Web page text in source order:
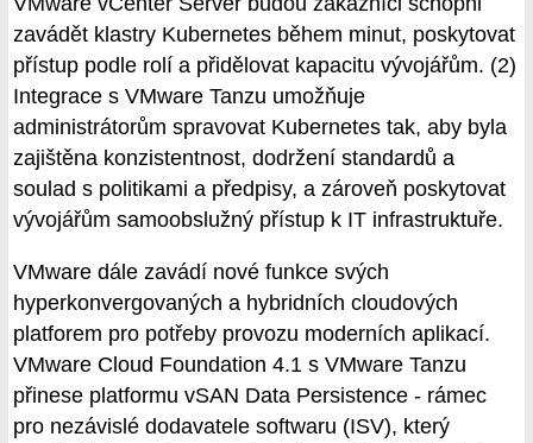
zavádět klastry Kubernetes během minut, poskytovat
přístup podle rolí a přidělovat kapacitu vývojářům. (2)
Integrace s VMware Tanzu umožňuje
administrátorům spravovat Kubernetes tak, aby byla
zajištěna konzistentnost, dodržení standardů a
soulad s politikami a předpisy, a zároveň poskytovat
vývojářům samoobslužný přístup k IT infrastruktuře.
VMware dále zavádí nové funkce svých
hyperkonvergovaných a hybridních cloudových
platforem pro potřeby provozu moderních aplikací.
VMware Cloud Foundation 4.1 s VMware Tanzu
přinese platformu vSAN Data Persistence - rámec
pro nezávislé dodavatele softwaru (ISV), který